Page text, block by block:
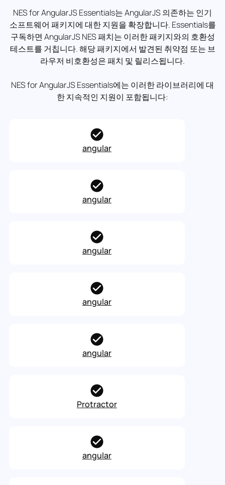
NES for AngularJS Essentials는 AngularJS 의존하는 인기
소프트웨어 패키지에 대한 지원을 확장합니다. Essentials를
구독하면 AngularJS NES 패치는 이러한 패키지와의 호환성
테스트를 거칩니다. 해당 패키지에서 발견된 취약점 또는 브
라우저 비호환성은 패치 및 릴리스됩니다.
NES for AngularJS Essentials에는 이러한 라이브러리에 대
한 지속적인 지원이 포함됩니다:
angular
angular
angular
angular
angular
Protractor
angular